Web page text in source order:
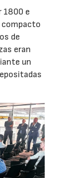
1800 e
compacto
de
eran
un